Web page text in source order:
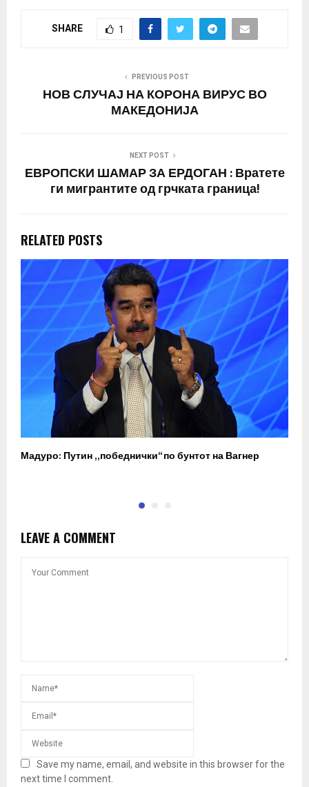
SHARE 1
PREVIOUS POST
НОВ СЛУЧАЈ НА КОРОНА ВИРУС ВО
МАКЕДОНИЈА
NEXT POST
ЕВРОПСКИ ШАМАР ЗА ЕРДОГАН : Вратете
ги мигрантите од грчката граница!
RELATED POSTS
Мадуро: Путин „победнички“ по бунтот на Вагнер
LEAVE A COMMENT
Save my name, email, and website in this browser for the
next time I comment.